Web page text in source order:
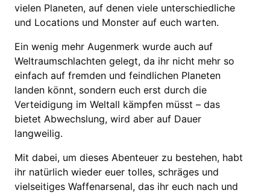
vielen Planeten, auf denen viele unterschiedliche
und Locations und Monster auf euch warten.
Ein wenig mehr Augenmerk wurde auch auf
Weltraumschlachten gelegt, da ihr nicht mehr so
einfach auf fremden und feindlichen Planeten
landen könnt, sondern euch erst durch die
Verteidigung im Weltall kämpfen müsst – das
bietet Abwechslung, wird aber auf Dauer
langweilig.
Mit dabei, um dieses Abenteuer zu bestehen, habt
ihr natürlich wieder euer tolles, schräges und
vielseitiges Waffenarsenal, das ihr euch nach und